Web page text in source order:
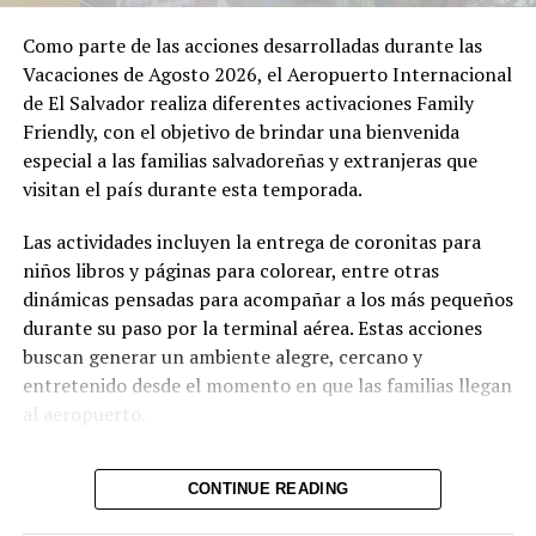
la Unidad Médica Aeroportuaria disponible las 24 horas,
servicios Pet Friendly, opciones gastronómicas,
establecimientos comerciales y más de 1,800 espacios de
estacionamiento, complementados con 64 espacios para
recoger pasajeros en la nueva Terminal de Llegadas.
Para facilitar la atención a los viajeros, CEPA mantiene
habilitado el WhatsApp 7070-8312, donde los usuarios
pueden consultar información sobre vuelos, objetos
extraviados, estacionamiento, ubicación de servicios y
resolver dudas antes o durante su paso por el
aeropuerto.
Comparte esto:
Me gusta esto:
Como parte de las acciones desarrolladas durante las
Vacaciones de Agosto 2026, el Aeropuerto Internacional
de El Salvador realiza diferentes activaciones Family
Friendly, con el objetivo de brindar una bienvenida
especial a las familias salvadoreñas y extranjeras que
visitan el país durante esta temporada.
Las actividades incluyen la entrega de coronitas para
niños libros y páginas para colorear, entre otras
dinámicas pensadas para acompañar a los más pequeños
durante su paso por la terminal aérea. Estas acciones
buscan generar un ambiente alegre, cercano y
entretenido desde el momento en que las familias llegan
al aeropuerto.
Las activaciones complementan los servicios que ofrece
CONTINUE READING